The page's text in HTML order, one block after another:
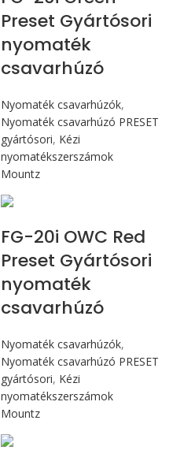
Preset Gyártósori
nyomaték
csavarhúzó
Nyomaték csavarhúzók,
Nyomaték csavarhúzó PRESET
gyártósori, Kézi
nyomatékszerszámok
Mountz
FG-20i OWC Red
Preset Gyártósori
nyomaték
csavarhúzó
Nyomaték csavarhúzók,
Nyomaték csavarhúzó PRESET
gyártósori, Kézi
nyomatékszerszámok
Mountz